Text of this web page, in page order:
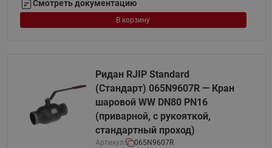
Смотреть документацию
В корзину
Ридан RJIP Standard
(Стандарт) 065N9607R — Кран
шаровой WW DN80 PN16
(приварной, с рукояткой,
стандартный проход)
Артикул:
065N9607R